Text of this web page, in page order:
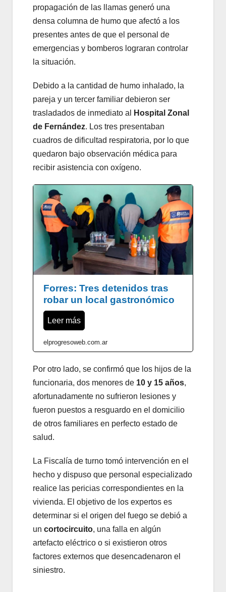
propagación de las llamas generó una
densa columna de humo que afectó a los
presentes antes de que el personal de
emergencias y bomberos lograran controlar
la situación.
Debido a la cantidad de humo inhalado, la
pareja y un tercer familiar debieron ser
trasladados de inmediato al
Hospital Zonal
de Fernández. Los tres presentaban
cuadros de dificultad respiratoria, por lo que
quedaron bajo observación médica para
recibir asistencia con oxígeno.
Forres: Tres detenidos tras
robar un local gastronómico
Leer más
elprogresoweb.com.ar
Por otro lado, se confirmó que los hijos de la
funcionaria, dos menores de 10 y 15 años,
afortunadamente no sufrieron lesiones y
fueron puestos a resguardo en el domicilio
de otros familiares en perfecto estado de
salud.
La Fiscalía de turno tomó intervención en el
hecho y dispuso que personal especializado
realice las pericias correspondientes en la
vivienda. El objetivo de los expertos es
determinar si el origen del fuego se debió a
un cortocircuito, una falla en algún
artefacto eléctrico o si existieron otros
factores externos que desencadenaron el
siniestro.